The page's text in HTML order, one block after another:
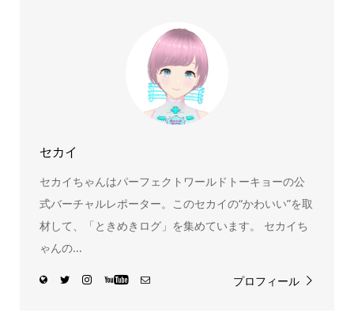
ーをいち早く皆さんにお届けすることも、私たちの使命の
セカイ
セカイちゃんはパーフェクトワールドトーキョーの公
式バーチャルレポーター。このセカイの“かわいい”を取
材して、「ときめきログ」を集めています。 セカイち
ゃんの...
プロフィール